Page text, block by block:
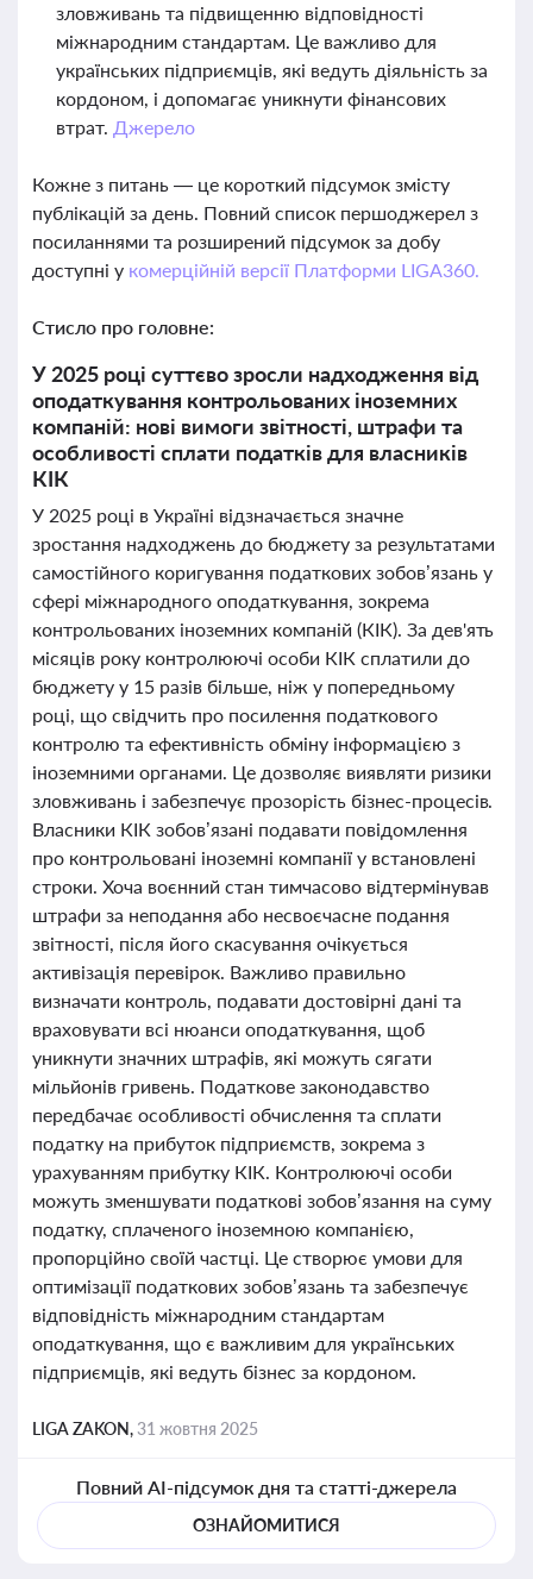
зловживань та підвищенню відповідності
міжнародним стандартам. Це важливо для
українських підприємців, які ведуть діяльність за
кордоном, і допомагає уникнути фінансових
втрат. Джерело
Кожне з питань — це короткий підсумок змісту
публікацій за день. Повний список першоджерел з
посиланнями та розширений підсумок за добу
доступні у комерційній версії Платформи LIGA360.
Стисло про головне:
У 2025 році суттєво зросли надходження від
оподаткування контрольованих іноземних
компаній: нові вимоги звітності, штрафи та
особливості сплати податків для власників
КІК
У 2025 році в Україні відзначається значне
зростання надходжень до бюджету за результатами
самостійного коригування податкових зобов’язань у
сфері міжнародного оподаткування, зокрема
контрольованих іноземних компаній (КІК). За дев'ять
місяців року контролюючі особи КІК сплатили до
бюджету у 15 разів більше, ніж у попередньому
році, що свідчить про посилення податкового
контролю та ефективність обміну інформацією з
іноземними органами. Це дозволяє виявляти ризики
зловживань і забезпечує прозорість бізнес-процесів.
Власники КІК зобов’язані подавати повідомлення
про контрольовані іноземні компанії у встановлені
строки. Хоча воєнний стан тимчасово відтермінував
штрафи за неподання або несвоєчасне подання
звітності, після його скасування очікується
активізація перевірок. Важливо правильно
визначати контроль, подавати достовірні дані та
враховувати всі нюанси оподаткування, щоб
уникнути значних штрафів, які можуть сягати
мільйонів гривень. Податкове законодавство
передбачає особливості обчислення та сплати
податку на прибуток підприємств, зокрема з
урахуванням прибутку КІК. Контролюючі особи
можуть зменшувати податкові зобов’язання на суму
податку, сплаченого іноземною компанією,
пропорційно своїй частці. Це створює умови для
оптимізації податкових зобов’язань та забезпечує
відповідність міжнародним стандартам
оподаткування, що є важливим для українських
підприємців, які ведуть бізнес за кордоном.
LIGA ZAKON,31 жовтня 2025
Повний AI-підсумок дня та статті-джерела
ОЗНАЙОМИТИСЯ